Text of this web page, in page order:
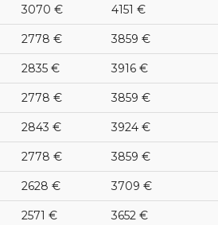
3070 € 4151 €
2778 € 3859 €
2835 € 3916 €
2778 € 3859 €
2843 € 3924 €
2778 € 3859 €
2628 € 3709 €
2571 € 3652 €